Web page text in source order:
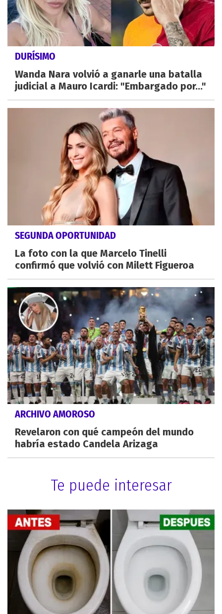
DURÍSIMO
Wanda Nara volvió a ganarle una batalla
judicial a Mauro Icardi: "Embargado por..."
SEGUNDA OPORTUNIDAD
La foto con la que Marcelo Tinelli
confirmó que volvió con Milett Figueroa
ARCHIVO AMOROSO
Revelaron con qué campeón del mundo
habría estado Candela Arizaga
Te puede interesar